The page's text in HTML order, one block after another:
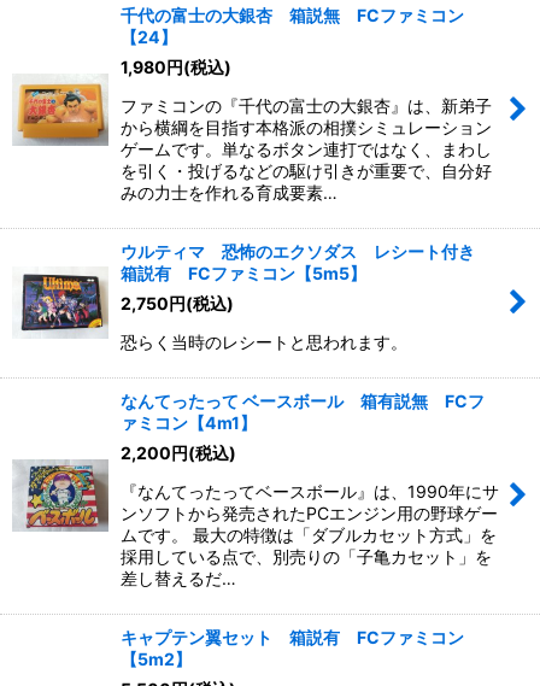
千代の富士の大銀杏 箱説無 FCファミコン
【24】
1,980円(税込)
ファミコンの『千代の富士の大銀杏』は、新弟子
から横綱を目指す本格派の相撲シミュレーション
ゲームです。単なるボタン連打ではなく、まわし
を引く・投げるなどの駆け引きが重要で、自分好
みの力士を作れる育成要素…
ウルティマ 恐怖のエクソダス レシート付き
箱説有 FCファミコン【5m5】
2,750円(税込)
恐らく当時のレシートと思われます。
なんてったって ベースボール 箱有説無 FCフ
ァミコン【4m1】
2,200円(税込)
『なんてったってベースボール』は、1990年にサ
ンソフトから発売されたPCエンジン用の野球ゲー
ムです。 最大の特徴は「ダブルカセット方式」を
採用している点で、別売りの「子亀カセット」を
差し替えるだ…
キャプテン翼セット 箱説有 FCファミコン
【5m2】